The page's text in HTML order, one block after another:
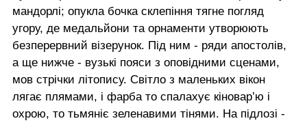
мандорлі; опукла бочка склепіння тягне погляд
угору, де медальйони та орнаменти утворюють
безперервний візерунок. Під ним - ряди апостолів,
а ще нижче - вузькі пояси з оповідними сценами,
мов стрічки літопису. Світло з маленьких вікон
лягає плямами, і фарба то спалахує кіновар’ю і
охрою, то тьмяніє зеленавими тінями. На підлозі -